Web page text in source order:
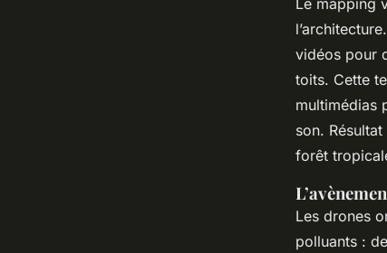
Le mapping
vidéos pour
toits. Cette
multimédias
son.
forêt
Les drones
polluants :